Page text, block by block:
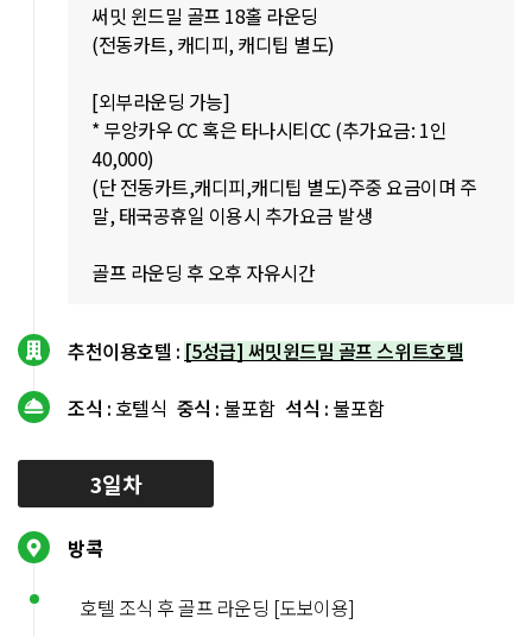
써밋 윈드밀 골프 18홀 라운딩
(전동카트, 캐디피, 캐디팁 별도)
[외부라운딩 가능]
* 무앙카우 CC 혹은 타나시티CC (추가요금: 1인
40,000)
(단 전동카트,캐디피,캐디팁 별도)주중 요금이며 주
말, 태국공휴일 이용시 추가요금 발생
골프 라운딩 후 오후 자유시간
추천이용호텔 :[5성급] 써밋윈드밀 골프 스위트호텔
조식 : 호텔식 중식 : 불포함 석식 : 불포함
3일차
방콕
호텔 조식 후 골프 라운딩 [도보이용]